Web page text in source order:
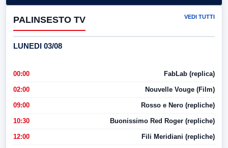
PALINSESTO TV VEDI TUTTI
LUNEDI 03/08
00:00 FabLab (replica)
02:00 Nouvelle Vouge (Film)
09:00 Rosso e Nero (repliche)
10:30 Buonissimo Red Roger (repliche)
12:00 Fili Meridiani (repliche)